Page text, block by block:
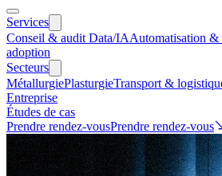
Services
Conseil & audit Data/IAAutomatisation &
adoption
Secteurs
MétallurgiePlasturgieTransport &
Entreprise
Études de cas
Prendre rendez-vousPrendre rendez-vous